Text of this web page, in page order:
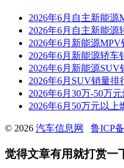
2026年6月自主新能
2026年6月自主新能
2026年6月新能源
2026年6月新能源轿
2026年6月新能源
2026年6月SUV销量
2026年6月30万-50万
2026年6月50万元以上
© 2026 汽车信息网 鲁ICP
觉得文章有用就打赏一